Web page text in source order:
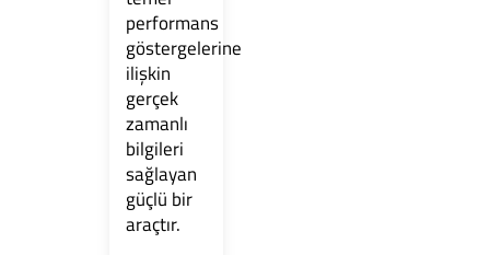
performans
göstergelerine
ilişkin
gerçek
zamanlı
bilgileri
sağlayan
güçlü bir
araçtır.